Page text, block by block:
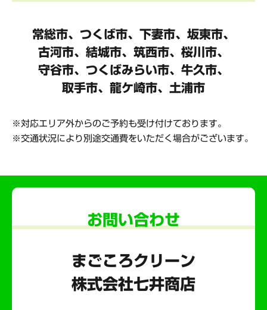
常総市、つくば市、下妻市、坂東市、
古河市、結城市、筑西市、桜川市、
守谷市、 つくばみらい市、牛久市、
取手市、龍ケ崎市、土浦市
対応エリア外からのご予約も受け付けております。
交通状況により別途交通費をいただく場合がございます。
お問い合わせ
まごころクリーン
株式会社七井商店